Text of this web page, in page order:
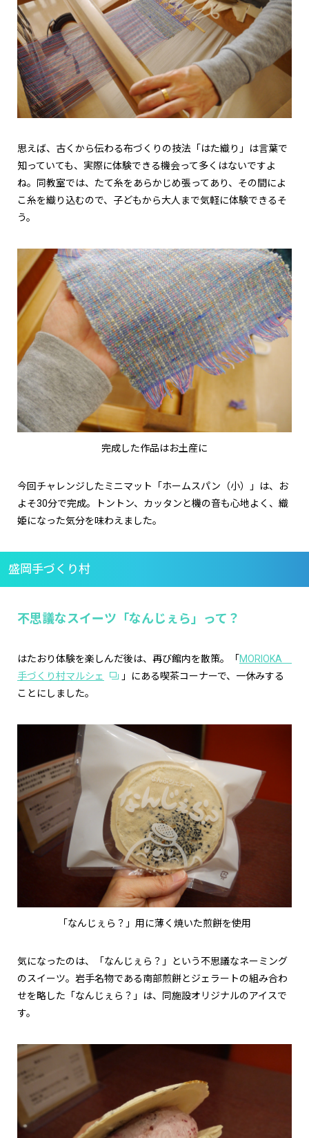
思えば、古くから伝わる布づくりの技法「はた織り」は言葉で
知っていても、実際に体験できる機会って多くはないですよ
ね。同教室では、たて糸をあらかじめ張ってあり、その間によ
こ糸を織り込むので、子どもから大人まで気軽に体験できるそ
う。
完成した作品はお土産に
今回チャレンジしたミニマット「ホームスパン（小）」は、お
よそ30分で完成。トントン、カッタンと機の音も心地よく、織
姫になった気分を味わえました。
盛岡手づくり村
不思議なスイーツ「なんじぇら」って？
はたおり体験を楽しんだ後は、再び館内を散策。「 MORIOKA
手づくり村マルシェ
」にある喫茶コーナーで、一休みする
ことにしました。
「なんじぇら？」用に薄く焼いた煎餅を使用
気になったのは、「なんじぇら？」という不思議なネーミング
のスイーツ。岩手名物である南部煎餅とジェラートの組み合わ
せを略した「なんじぇら？」は、同施設オリジナルのアイスで
す。